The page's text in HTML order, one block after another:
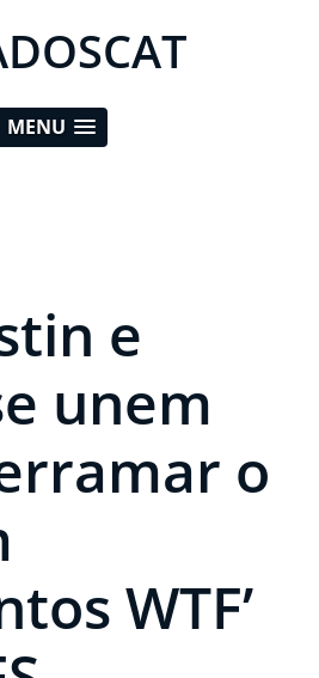
MENU
e
unem
o
WTF’